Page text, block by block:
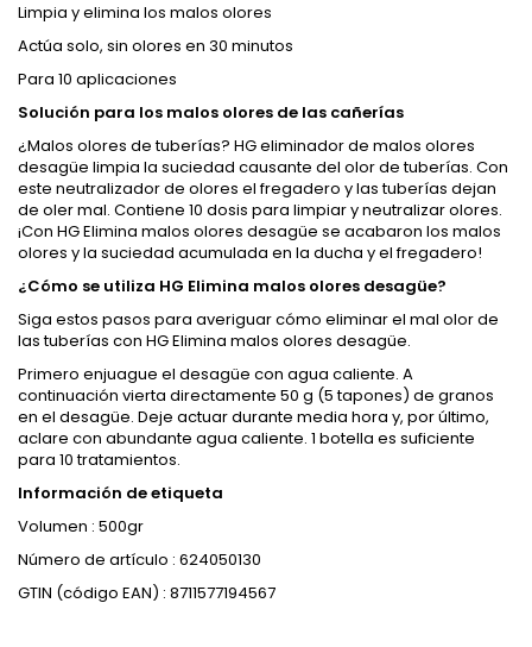
Limpia y elimina los malos olores
Actúa solo, sin olores en 30 minutos
Para 10 aplicaciones
Solución para los malos olores de las cañerías
¿Malos olores de tuberías? HG eliminador de malos olores
desagüe limpia la suciedad causante del olor de tuberías. Con
este neutralizador de olores el fregadero y las tuberías dejan
de oler mal. Contiene 10 dosis para limpiar y neutralizar olores.
¡Con HG Elimina malos olores desagüe se acabaron los malos
olores y la suciedad acumulada en la ducha y el fregadero!
¿Cómo se utiliza HG Elimina malos olores desagüe?
Siga estos pasos para averiguar cómo eliminar el mal olor de
las tuberías con HG Elimina malos olores desagüe.
Primero enjuague el desagüe con agua caliente. A
continuación vierta directamente 50 g (5 tapones) de granos
en el desagüe. Deje actuar durante media hora y, por último,
aclare con abundante agua caliente. 1 botella es suficiente
para 10 tratamientos.
Información de etiqueta
Volumen : 500gr
Número de artículo : 624050130
GTIN (código EAN) : 8711577194567